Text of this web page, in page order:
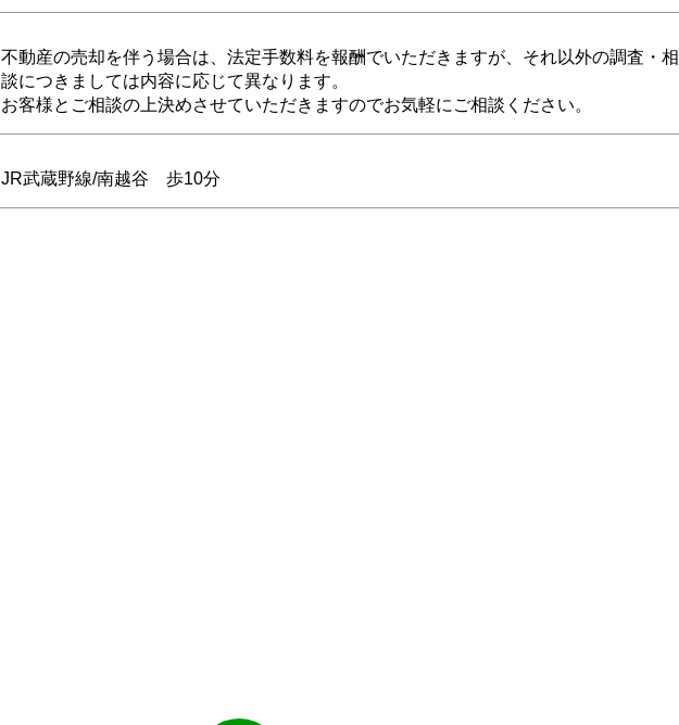
不動産の売却を伴う場合は、法定手数料を報酬でいただきますが、それ以外の調査・相
談につきましては内容に応じて異なります。
お客様とご相談の上決めさせていただきますのでお気軽にご相談ください。
JR武蔵野線/南越谷 歩10分